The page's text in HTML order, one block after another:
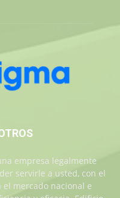
empresa legalmente
servirle a usted, con el
mercado nacional e